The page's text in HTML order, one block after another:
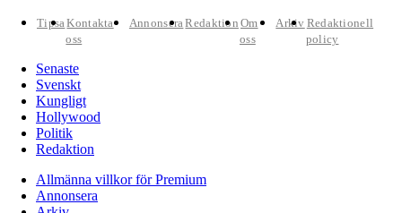
TipsaKontakta
oss
AnnonseraRedaktion Om
oss
Arkiv Redaktionell
policy
Senaste
Svenskt
Kungligt
Hollywood
Politik
Redaktion
Allmänna villkor för Premium
Annonsera